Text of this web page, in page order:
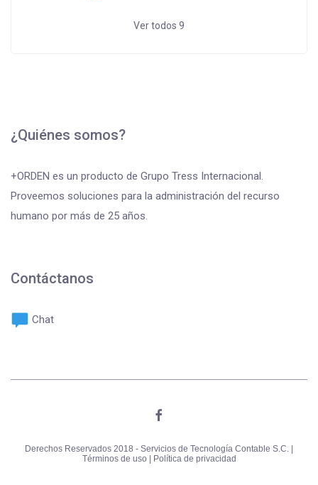
Ver todos 9
¿Quiénes somos?
+ORDEN es un producto de Grupo Tress Internacional.
Proveemos soluciones para la administración del recurso
humano por más de 25 años.
Contáctanos
Chat
Derechos Reservados 2018 - Servicios de Tecnología Contable S.C. |
Términos de uso |
Política de privacidad